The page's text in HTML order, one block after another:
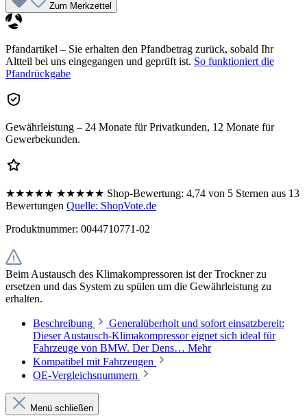
Zum Merkzettel
Pfandartikel – Sie erhalten den Pfandbetrag zurück, sobald Ihr
Altteil bei uns eingegangen und geprüft ist. So funktioniert die
Pfandrückgabe
Gewährleistung – 24 Monate für Privatkunden, 12 Monate für
Gewerbekunden.
★★★★★ ★★★★★ Shop-Bewertung: 4,74 von 5 Sternen aus 13
Bewertungen Quelle: ShopVote.de
Produktnummer: 0044710771-02
Beim Austausch des Klimakompressoren ist der Trockner zu
ersetzen und das System zu spülen um die Gewährleistung zu
erhalten.
Beschreibung
Generalüberholt und sofort einsatzbereit:
Dieser Austausch-Klimakompressor eignet sich ideal für
Fahrzeuge von BMW. Der Dens… Mehr
Kompatibel mit Fahrzeugen
OE-Vergleichsnummern
Menü schließen